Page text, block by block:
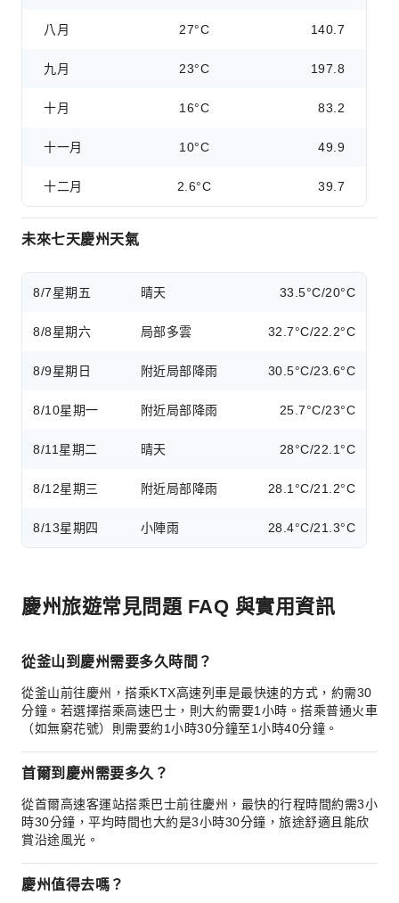
八月 27°C 140.7
九月 23°C 197.8
十月 16°C 83.2
十一月 10°C 49.9
十二月 2.6°C 39.7
未來七天慶州天氣
8/7星期五 晴天 33.5°C/20°C
8/8星期六 局部多雲 32.7°C/22.2°C
8/9星期日 附近局部降雨 30.5°C/23.6°C
8/10星期一 附近局部降雨 25.7°C/23°C
8/11 星期二 晴天 28°C/22.1°C
8/12星期三 附近局部降雨 28.1°C/21.2°C
8/13星期四 小陣雨 28.4°C/21.3°C
慶州旅遊常見問題 FAQ 與實用資訊
從釜山到慶州需要多久時間？
從釜山前往慶州，搭乘KTX高速列車是最快速的方式，約需30
分鐘。若選擇搭乘高速巴士，則大約需要1小時。搭乘普通火車
（如無窮花號）則需要約1小時30分鐘至1小時40分鐘。
首爾到慶州需要多久？
從首爾高速客運站搭乘巴士前往慶州，最快的行程時間約需3小
時30分鐘，平均時間也大約是3小時30分鐘，旅途舒適且能欣
賞沿途風光。
慶州值得去嗎？